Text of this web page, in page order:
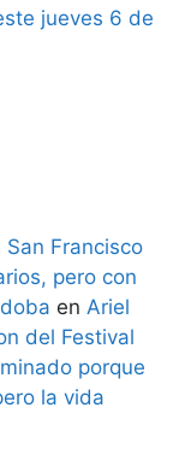
jueves 6 de
Francisco
pero con
en Ariel
del Festival
porque
la vida